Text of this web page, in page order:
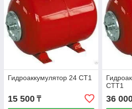
Гидроаккумулятор 24 CT1
15 500 ₸
CTT1
36